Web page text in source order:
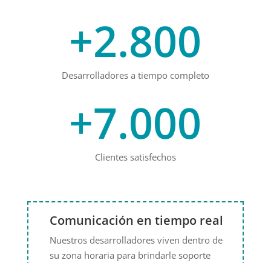
+2.800
Desarrolladores a tiempo completo
+7.000
Clientes satisfechos
Comunicación en tiempo real
Nuestros desarrolladores viven dentro de
su zona horaria para brindarle soporte